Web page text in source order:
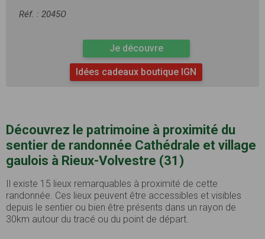
Réf. : 2045O
Je découvre
Idées cadeaux boutique IGN
Découvrez le patrimoine à proximité du
sentier de randonnée Cathédrale et village
gaulois à Rieux-Volvestre (31)
Il existe 15 lieux remarquables à proximité de cette
randonnée. Ces lieux peuvent être accessibles et visibles
depuis le sentier ou bien être présents dans un rayon de
30km autour du tracé ou du point de départ.